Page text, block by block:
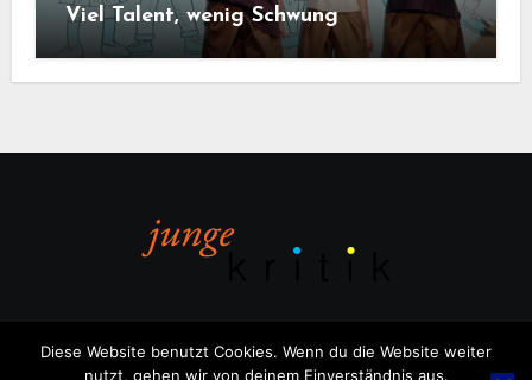
Viel Talent, wenig Schwung
Diese Website benutzt Cookies. Wenn du die Website weiter
nutzt, gehen wir von deinem Einverständnis aus.